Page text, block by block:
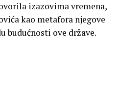
izazovima vremena,
kao metafora njegove
budućnosti ove države.